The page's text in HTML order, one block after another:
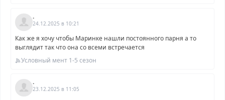
.
24.12.2025 в 10:21
Как же я хочу чтобы Маринке нашли постоянного парня а то
выглядит так что она со всеми встречается
Условный мент 1-5 сезон
.
23.12.2025 в 11:05